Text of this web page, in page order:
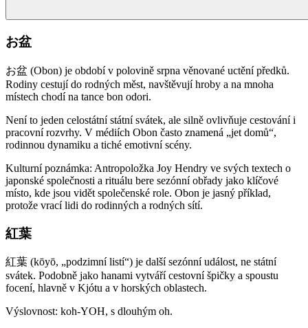
お盆
お盆 (Obon) je období v polovině srpna věnované uctění předků.
Rodiny cestují do rodných měst, navštěvují hroby a na mnoha
místech chodí na tance bon odori.
Není to jeden celostátní státní svátek, ale silně ovlivňuje cestování i
pracovní rozvrhy. V médiích Obon často znamená „jet domů“,
rodinnou dynamiku a tiché emotivní scény.
Kulturní poznámka: Antropoložka Joy Hendry ve svých textech o
japonské společnosti a rituálu bere sezónní obřady jako klíčové
místo, kde jsou vidět společenské role. Obon je jasný příklad,
protože vrací lidi do rodinných a rodných sítí.
紅葉
紅葉 (kōyō, „podzimní listí“) je další sezónní událost, ne státní
svátek. Podobně jako hanami vytváří cestovní špičky a spoustu
focení, hlavně v Kjótu a v horských oblastech.
Výslovnost: koh-YOH, s dlouhým oh.